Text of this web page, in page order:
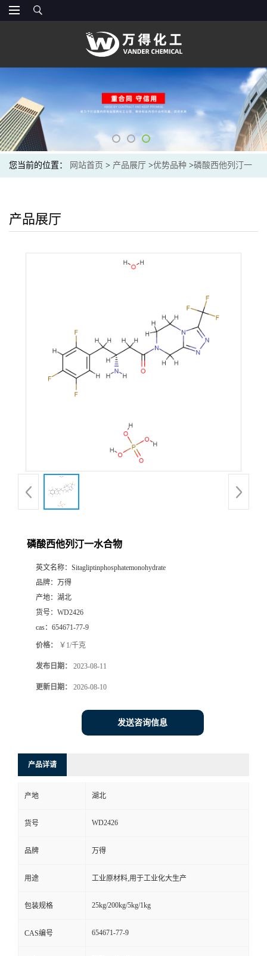
您当前的位置： 网站首页 > 产品展厅 >优势品种 >磷酸西他列汀一
产品展厅
磷酸西他列汀一水合物
英文名称： Sitagliptinphosphatemonohydrate
品牌： 万得
产地： 湖北
货号： WD2426
cas： 654671-77-9
价格： ￥1/千克
发布日期： 2023-08-11
更新日期： 2026-08-10
发送咨询信息
产品详请
产地 湖北
货号 WD2426
品牌 万得
用途 工业原材料,用于工业化大生产
包装规格 25kg/200kg/5kg/1kg
CAS编号 654671-77-9